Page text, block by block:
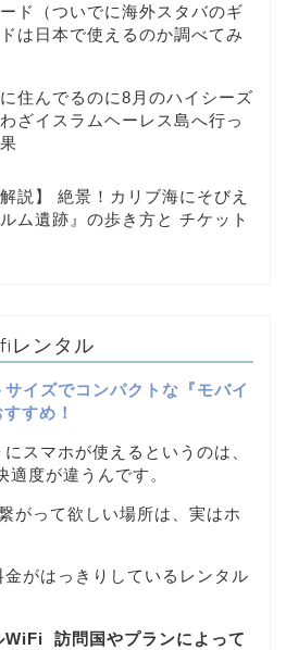
ド（ついでに海外スタバのギ
は日本で使えるのか調べてみ
住んでるのに8月のハイシーズ
ざイスラムヘーレス島へ行っ
解説】 絶景！カリブ海にそびえ
ム遺跡』の歩き方と チケット
レンタル
イズでコンパクトな『モバイ
すめ！
スマホが使えるというのは、
度が違うんです。
がって欲しい場所は、実はホ
がはっきりしているレンタル
WiFi
訪問国やプランによって